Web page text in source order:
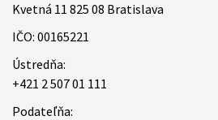
Kvetná 11 825 08 Bratislava
IČO: 00165221
Ústredňa:
+421 2 507 01 111
Podateľňa: